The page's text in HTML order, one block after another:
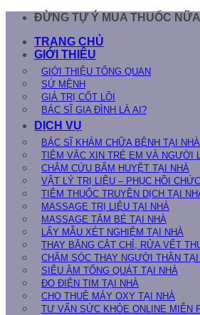
Skip
content
ĐỪNG TỰ Ý MUA THUỐC
TRANG CHỦ
GIỚI THIỆU
GIỚI THIỆU TỔNG QUAN
SỨ MỆNH
GIÁ TRỊ CỐT LÕI
BÁC SĨ GIA ĐÌNH LÀ AI?
DỊCH VỤ
BÁC SĨ KHÁM CHỮA BỆNH TẠI NHÀ
TIÊM VẮC XIN TRẺ EM VÀ NGƯỜI
CHÂM CỨU BẤM HUYỆT TẠI NHÀ
VẬT LÝ TRỊ LIỆU – PHỤC HỒI
TIÊM THUỐC TRUYỀN DỊCH TẠI
MASSAGE TRỊ LIỆU TẠI NHÀ
MASSAGE TẮM BÉ TẠI NHÀ
LẤY MẪU XÉT NGHIỆM TẠI NHÀ
THAY BĂNG CẮT CHỈ, RỬA VẾT
CHĂM SÓC THAY NGƯỜI THÂN
SIÊU ÂM TỔNG QUÁT TẠI NHÀ
ĐO ĐIỆN TIM TẠI NHÀ
CHO THUÊ MÁY OXY TẠI NHÀ
TƯ VẤN SỨC KHỎE ONLINE MIỄN